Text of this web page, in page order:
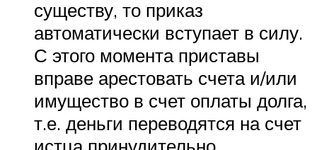
существу, то приказ
автоматически вступает в силу.
С этого момента приставы
вправе арестовать счета и/или
имущество в счет оплаты долга,
т.е. деньги переводятся на счет